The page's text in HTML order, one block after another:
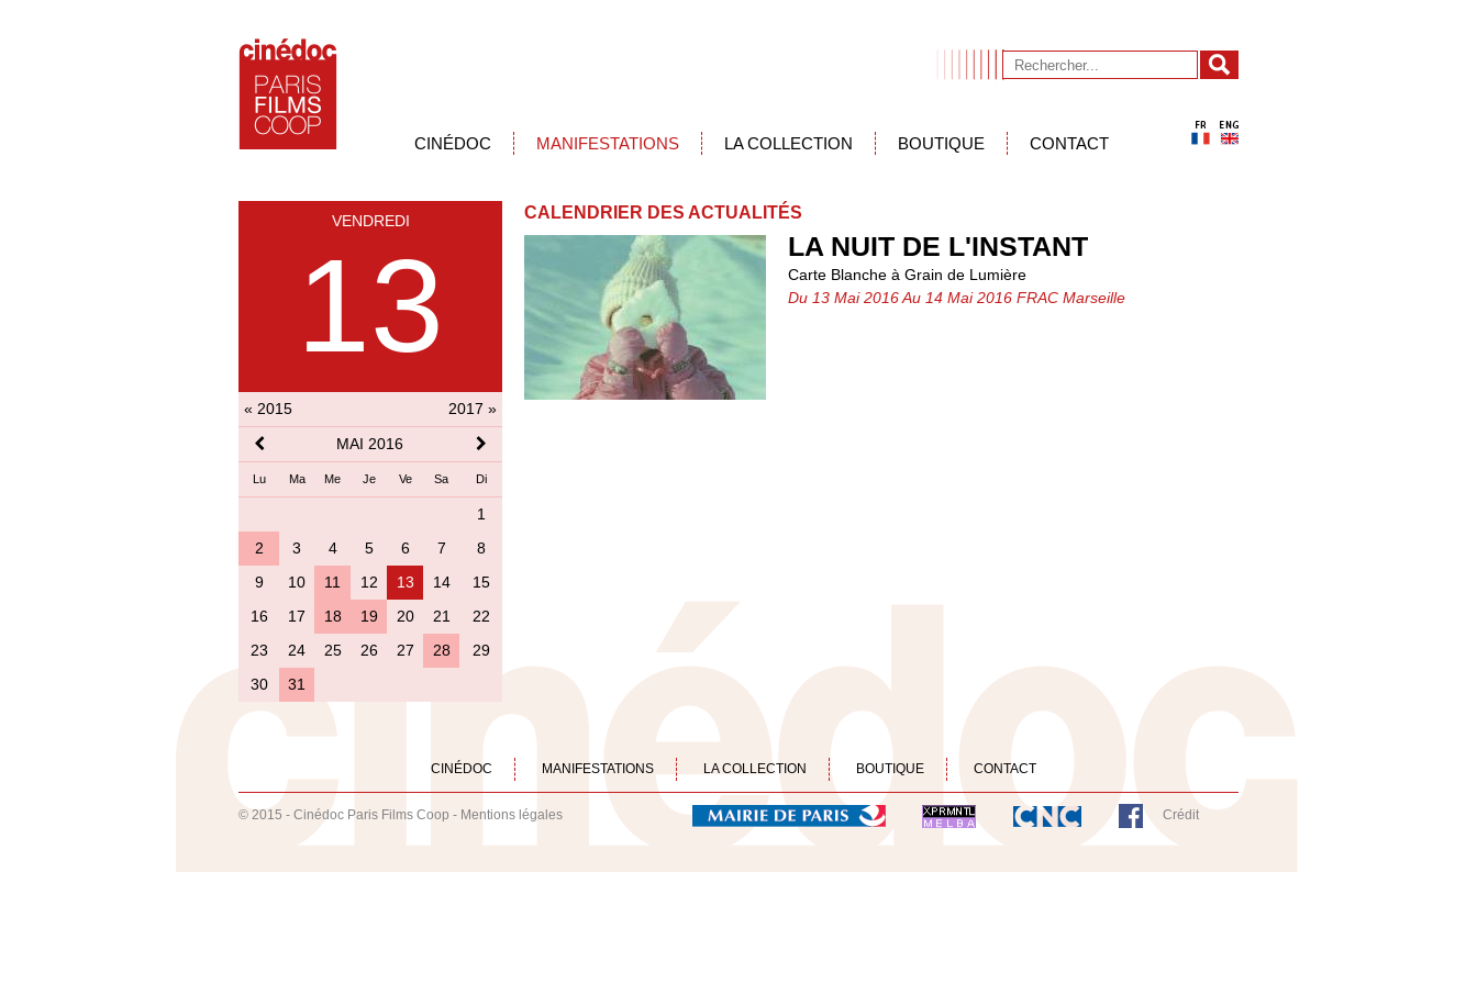
CINÉDOC MANIFESTATIONS LA COLLECTION BOUTIQUE CONTACT
VENDREDI
13
« 2015
2017 »
MAI 2016
Lu Ma Me Je Ve Sa Di
1
2
3 4 5 6 7
8
9
10 11 12 13 14
15
16
17 18 19 20 21
22
23
24 25 26 27 28
29
30
31
CALENDRIER DES ACTUALITÉS
LA NUIT DE L'INSTANT
Carte Blanche à Grain de Lumière
Du 13 Mai 2016 Au 14 Mai 2016 FRAC Marseille
CINÉDOC MANIFESTATIONS LA COLLECTION BOUTIQUE CONTACT
© 2015 - Cinédoc Paris Films Coop - Mentions légales Crédit